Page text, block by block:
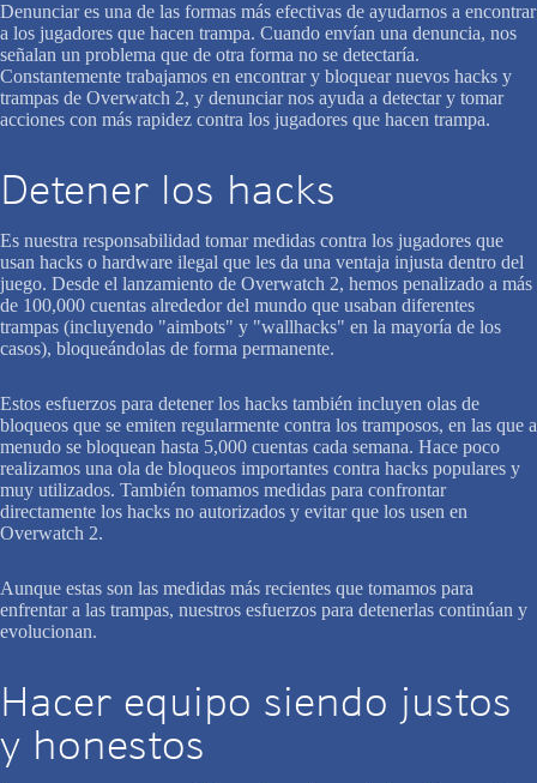
Denunciar es una de las formas más efectivas de ayudarnos a encontrar
a los jugadores que hacen trampa. Cuando envían una denuncia, nos
señalan un problema que de otra forma no se detectaría.
Constantemente trabajamos en encontrar y bloquear nuevos hacks y
trampas de Overwatch 2, y denunciar nos ayuda a detectar y tomar
acciones con más rapidez contra los jugadores que hacen trampa.
Detener los hacks
Es nuestra responsabilidad tomar medidas contra los jugadores que
usan hacks o hardware ilegal que les da una ventaja injusta dentro del
juego. Desde el lanzamiento de Overwatch 2, hemos penalizado a más
de 100,000 cuentas alrededor del mundo que usaban diferentes
trampas (incluyendo "aimbots" y "wallhacks" en la mayoría de los
casos), bloqueándolas de forma permanente.
Estos esfuerzos para detener los hacks también incluyen olas de
bloqueos que se emiten regularmente contra los tramposos, en las que a
menudo se bloquean hasta 5,000 cuentas cada semana. Hace poco
realizamos una ola de bloqueos importantes contra hacks populares y
muy utilizados. También tomamos medidas para confrontar
directamente los hacks no autorizados y evitar que los usen en
Overwatch 2.
Aunque estas son las medidas más recientes que tomamos para
enfrentar a las trampas, nuestros esfuerzos para detenerlas continúan y
evolucionan.
Hacer equipo siendo justos
y honestos